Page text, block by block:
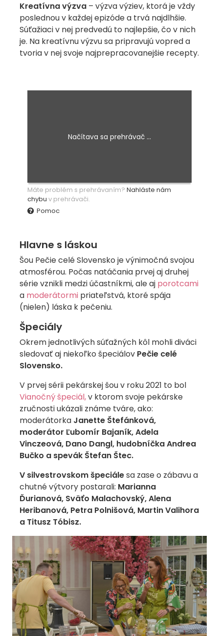
Kreatívna výzva – výzva výziev, ktorá je vždy
poslednou v každej epizóde a trvá najdlhšie.
Súťažiaci v nej predvedú to najlepšie, čo v nich
je. Na kreatívnu výzvu sa pripravujú vopred a
tvoria v nej svoje najprepracovanejšie recepty.
Pomoc
Máte problém s prehrávaním? Nahláste nám
chybu v prehrávači.
Hlavne s láskou
Šou Pečie celé Slovensko je výnimočná svojou
atmosférou. Počas natáčania prvej aj druhej
série vznikli medzi účastníkmi, ale aj porotcami
a moderátormi priateľstvá, ktoré spája
(nielen) láska k pečeniu.
Špeciály
Okrem jednotlivých súťažných kôl mohli diváci
sledovať aj niekoľko špeciálov Pečie celé
Slovensko.
V prvej sérii pekárskej šou v roku 2021 to bol
Vianočný špeciál,v ktorom svoje pekárske
zručnosti ukázali známe tváre, ako:
moderátorka Janette Štefánková,
moderátor Ľubomír Bajaník, Adela
Vinczeová, Dano Dangl, hudobníčka Andrea
Bučko a spevák Štefan Štec.
V silvestrovskom špeciálesa zase o zábavu a
chutné výtvory postarali: Marianna
Ďurianová, Sväťo Malachovský, Alena
Heribanová, Petra Polnišová, Martin Valihora
a Titusz Tóbisz.